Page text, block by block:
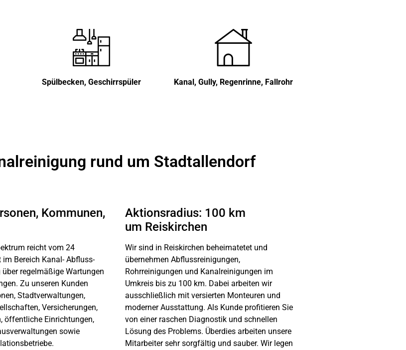
Spülbecken, Geschirrspüler Kanal, Gully, Regenrinne, Fallrohr
rund um Stadtallendorf
Kommunen,
reicht vom 24
Bereich Kanal- Abfluss-
regelmäßige Wartungen
Zu unseren Kunden
Stadtverwaltungen,
Versicherungen,
öffentliche Einrichtungen,
sowie
Aktionsradius: 100 km
um Reiskirchen
Wir sind in Reiskirchen beheimatetet und
übernehmen Abflussreinigungen,
Rohrreinigungen und Kanalreinigungen im
Umkreis bis zu 100 km. Dabei arbeiten wir
ausschließlich mit versierten Monteuren und
moderner Ausstattung. Als Kunde profitieren Sie
von einer raschen Diagnostik und schnellen
Lösung des Problems. Überdies arbeiten unsere
Mitarbeiter sehr sorgfältig und sauber. Wir legen